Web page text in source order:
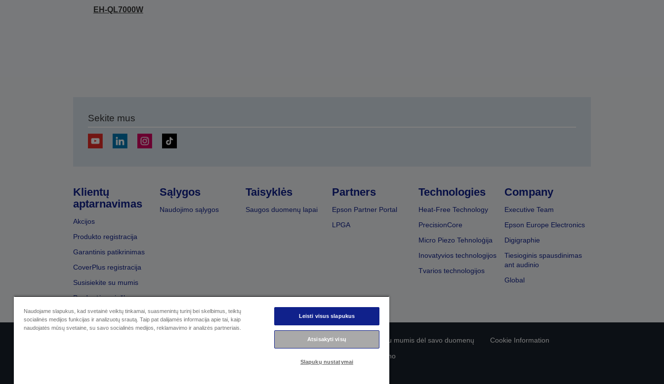
EH-QL7000W
Sekite mus
Klientų
aptarnavimas
Akcijos
Produkto registracija
Garantinis patikrinimas
CoverPlus registracija
Susisiekite su mumis
Pardavėjų paieška
Sąlygos
Naudojimo sąlygos
Taisyklės
Saugos duomenų lapai
Partners
Epson Partner Portal
LPGA
Technologies
Heat-Free Technology
PrecisionCore
Micro Piezo Tehnoloģija
Inovatyvios technologijos
Tvarios technologijos
Company
Executive Team
Epson Europe Electronics
Digigraphie
Tiesioginis spausdinimas
ant audinio
Global
EU Data Act Compliance Susisiekite su mumis dėl savo duomenų
Cookie Information
„Epson“ įsipareigojimas dėl prieinamumo
Naudojame slapukus, kad svetainė veiktų tinkamai, suasmenintų turinį bei skelbimus, teiktų
socialinės medijos funkcijas ir analizuotų srautą. Taip pat dalijamės informacija apie tai, kaip
naudojatės mūsų svetaine, su savo socialinės medijos, reklamavimo ir analizės partneriais.
Leisti visus slapukus
Atsisakyti visų
Slapukų nustatymai